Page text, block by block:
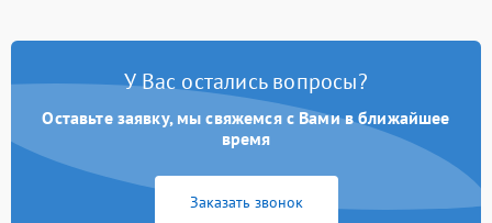
У Вас остались вопросы?
Оставьте заявку, мы свяжемся с Вами в ближайшее
время
Заказать звонок